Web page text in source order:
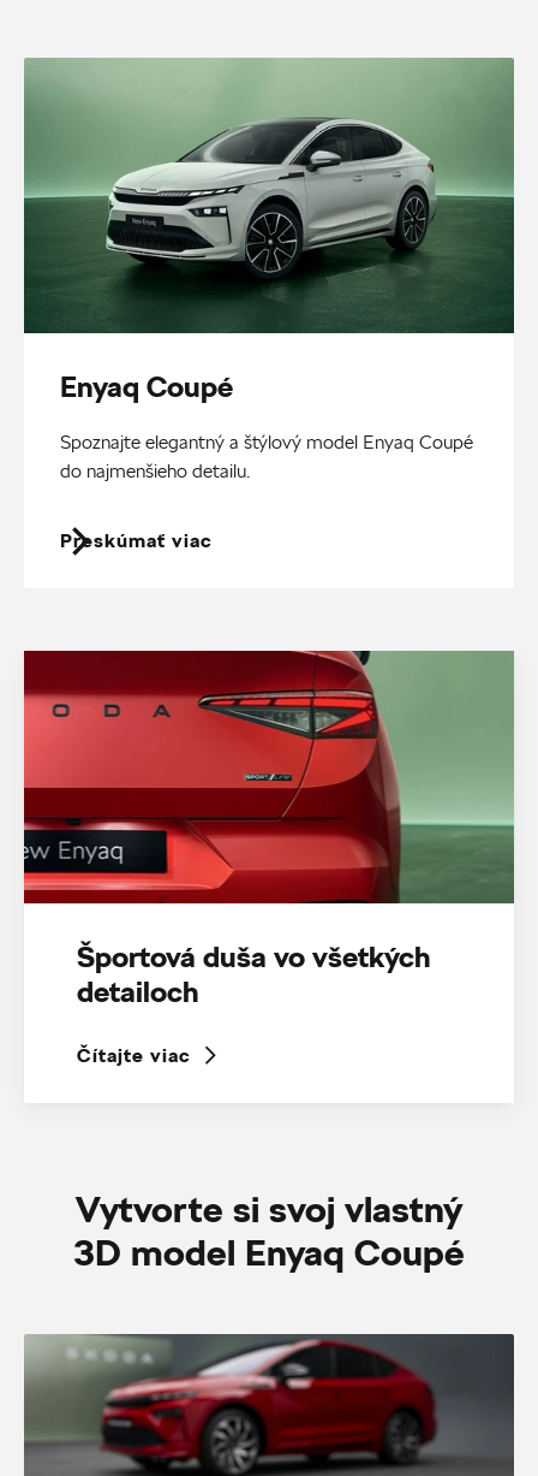
Enyaq Coupé
Spoznajte elegantný a štýlový model Enyaq Coupé
do najmenšieho detailu.
Preskúmať viac
Športová duša vo všetkých
detailoch
Čítajte viac
Vytvorte si svoj vlastný
3D model Enyaq Coupé